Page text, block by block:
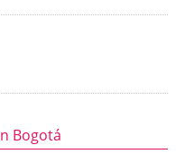
Bogotá